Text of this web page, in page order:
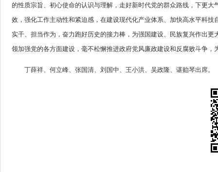
的性质宗旨、初心使命的认识与理解，走好新时代党的群众路线，下更
效，强化工作主动性和紧迫感，在建设现代化产业体系、加快高水平科
实干、担当作为，奋力跑好历史的接力棒，为强国建设、民族复兴作出
领加强党的各方面建设，毫不松懈推进政府党风廉政建设和反腐败斗争，
丁薛祥、何立峰、张国清、刘国中、王小洪、吴政隆、谌贻琴出席。